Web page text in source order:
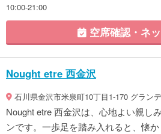
10:00-21:00
空席確認・ネ
Nought etre 西金沢
石川県金沢市米泉町10丁目1-170 グラン
Nought etre 西金沢は、心地よい親し
ンです。一歩足を踏み入れると、懐